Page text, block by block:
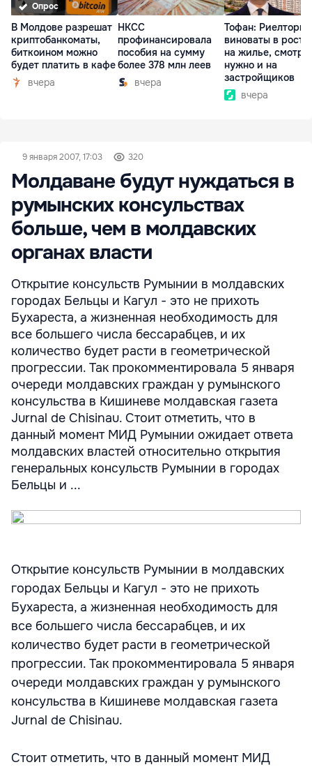
Опрос
В Молдове разрешат
криптобанкоматы,
биткоином можно
будет платить в кафе
вчера
НКСС
профинансировала
пособия на сумму
более 378 млн леев
вчера
Тофан: Риелторы
виноваты в росте
на жилье,
нужно и на
застройщиков
вчера
9 января 2007, 17:03 320
Молдаване будут нуждаться в
румынских консульствах
больше, чем в молдавских
органах власти
Открытие консульств Румынии в молдавских
городах Бельцы и Кагул - это не прихоть
Бухареста, а жизненная необходимость для
все большего числа бессарабцев, и их
количество будет расти в геометрической
прогрессии. Так прокомментировала 5 января
очереди молдавских граждан у румынского
консульства в Кишиневе молдавская газета
Jurnal de Chisinau. Стоит отметить, что в
данный момент МИД Румынии ожидает ответа
молдавских властей относительно открытия
генеральных консульств Румынии в городах
Бельцы и ...
Открытие консульств Румынии в молдавских
городах Бельцы и Кагул - это не прихоть
Бухареста, а жизненная необходимость для
все большего числа бессарабцев, и их
количество будет расти в геометрической
прогрессии. Так прокомментировала 5 января
очереди молдавских граждан у румынского
консульства в Кишиневе молдавская газета
Jurnal de Chisinau.
Стоит отметить, что в данный момент МИД